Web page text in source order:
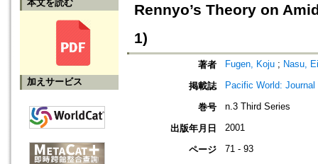
本文を読む
加えサービス
Rennyo’s Theory on
1)
著者 Fugen, Koju ; Nasu,
掲載誌 Pacific World:
巻号 n.3 Third Series
出版年月日 2001
ページ 71 - 93